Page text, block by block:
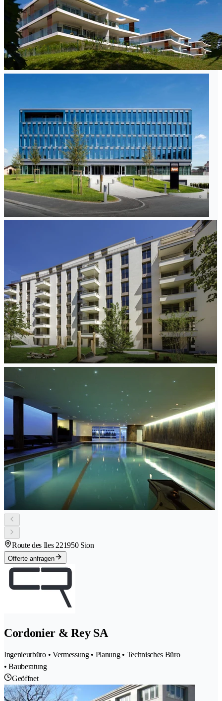
Route des Iles 221950 Sion
Offerte anfragen
Cordonier & Rey SA
Ingenieurbüro • Vermessung • Planung • Technisches Büro
• Bauberatung
Geöffnet